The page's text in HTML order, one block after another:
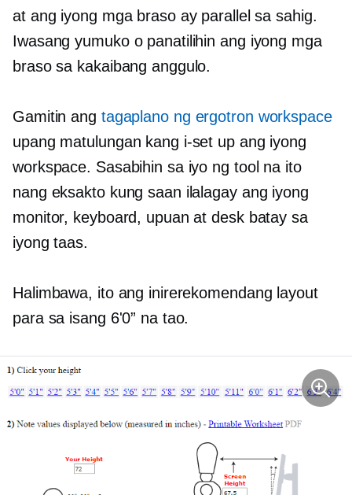
at ang iyong mga braso ay parallel sa sahig.
Iwasang yumuko o panatilihin ang iyong mga
braso sa kakaibang anggulo.
Gamitin ang tagaplano ng ergotron workspace
upang matulungan kang i-set up ang iyong
workspace. Sasabihin sa iyo ng tool na ito
nang eksakto kung saan ilalagay ang iyong
monitor, keyboard, upuan at desk batay sa
iyong taas.
Halimbawa, ito ang inirerekomendang layout
para sa isang 6'0” na tao.